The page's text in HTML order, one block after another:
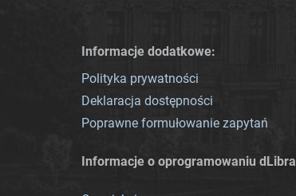
Informacje dodatkowe:
Polityka prywatności
Deklaracja dostępności
Poprawne formułowanie zapytań
Informacje o oprogramowaniu dLibra